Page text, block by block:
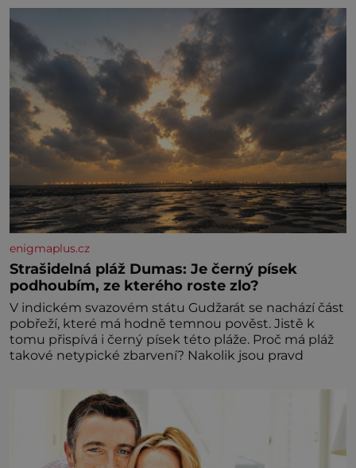
enigmaplus.cz
Strašidelná pláž Dumas: Je černý písek
podhoubím, ze kterého roste zlo?
V indickém svazovém státu Gudžarát se nachází část
pobřeží, které má hodně temnou pověst. Jistě k
tomu přispívá i černý písek této pláže. Proč má pláž
takové netypické zbarvení? Nakolik jsou pravd